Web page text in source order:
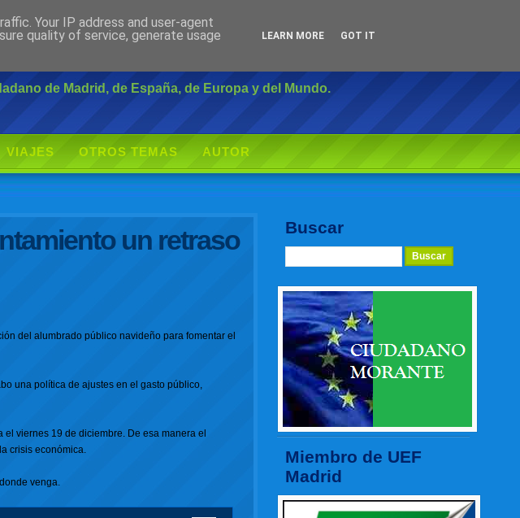
de Madrid, de España, de Europa y del Mundo.
VIAJES OTROS TEMAS AUTOR
Buscar
Miembro de UEF
Madrid
un retraso
del alumbrado público navideño para fomentar el
una política de ajustes en el gasto público,
viernes 19 de diciembre. De esa manera el
crisis económica.
venga.
Your IP address and user-agent
quality of service, generate usage
LEARN MORE GOT IT